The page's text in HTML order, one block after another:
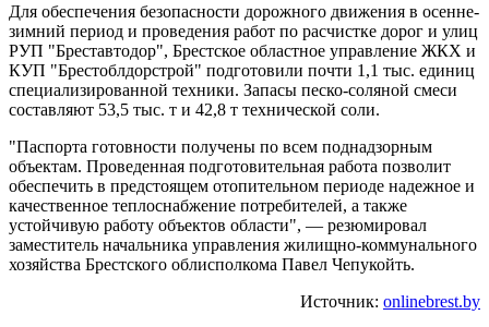
Для обеспечения безопасности дорожного движения в осенне-
зимний период и проведения работ по расчистке дорог и улиц
РУП "Бреставтодор", Брестское областное управление ЖКХ и
КУП "Брестоблдорстрой" подготовили почти 1,1 тыс. единиц
специализированной техники. Запасы песко-соляной смеси
составляют 53,5 тыс. т и 42,8 т технической соли.
"Паспорта готовности получены по всем поднадзорным
объектам. Проведенная подготовительная работа позволит
обеспечить в предстоящем отопительном периоде надежное и
качественное теплоснабжение потребителей, а также
устойчивую работу объектов области", — резюмировал
заместитель начальника управления жилищно-коммунального
хозяйства Брестского облисполкома Павел Чепукойть.
Источник: onlinebrest.by